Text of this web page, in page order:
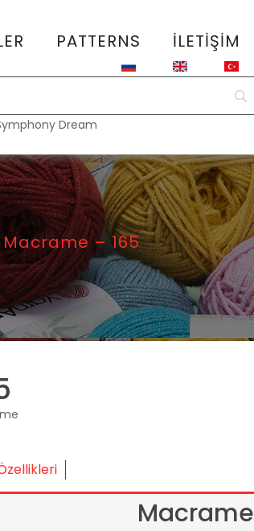
PATTERNS İLETIŞIM
Dream
Macrame – 165
Macrame